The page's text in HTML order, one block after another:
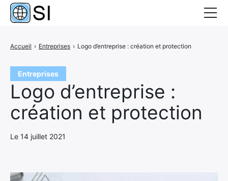
Entreprises
Logo d’entreprise :
création et protection
Le 14 juillet 2021
Accueil › Entreprises › Logo d’entreprise : création et protection
Entreprises
Finance